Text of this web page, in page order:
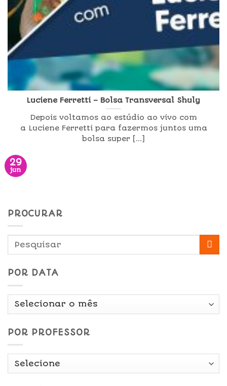
Luciene Ferretti – Bolsa Transversal Shuly
Depois voltamos ao estúdio ao vivo com
a Luciene Ferretti para fazermos juntos uma
bolsa super [...]
29
jun
PROCURAR
POR DATA
Por
POR PROFESSOR